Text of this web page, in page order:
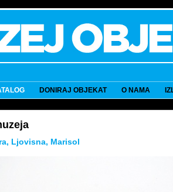
DONIRAJ OBJEKAT O NAMA
Ljovisna, Marisol